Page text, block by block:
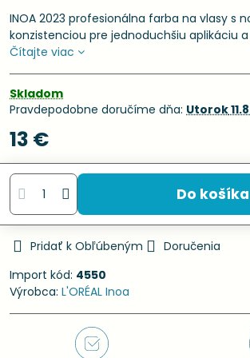
INOA 2023 profesionálna farba na vlasy s
konzistenciou pre jednoduchšiu aplikáciu
Čítajte viac
Skladom
Pravdepodobne doručíme dňa: Utorok
13 €
Do košíka
Pridať k Obľúbeným
Doručenia
Import kód: 4550
Výrobca: L'ORÉAL Inoa